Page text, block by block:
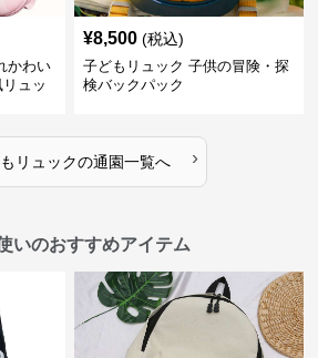
かわい
ュッ
¥8,500 (税込)
子どもリュック 子供の冒険・探
検バックパック
リュックの通園一覧へ ›
いのおすすめアイテム